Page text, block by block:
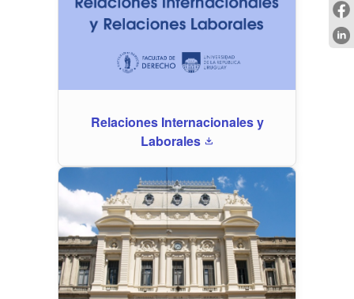
Relaciones Internacionales y
Laborales download